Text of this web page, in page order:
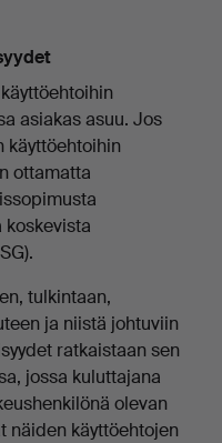
asiakas asuu. Jos
käyttöehtoihin
ottamatta
koskevista
tulkintaan,
ja niistä johtuviin
ratkaistaan sen
jossa kuluttajana
olevan
näiden käyttöehtojen